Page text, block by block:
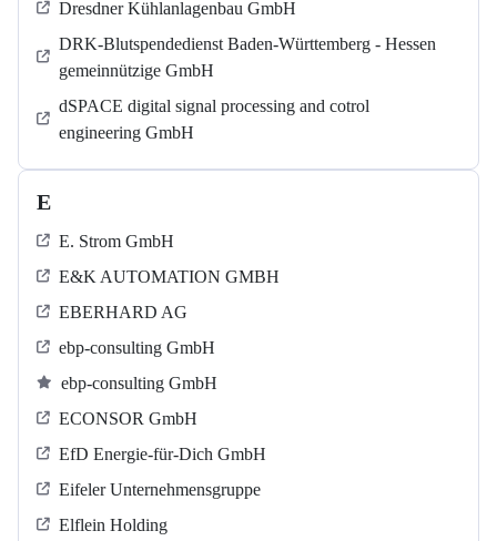
Dresdner Kühlanlagenbau GmbH
DRK-Blutspendedienst Baden-Württemberg - Hessen
gemeinnützige GmbH
dSPACE digital signal processing and cotrol
engineering GmbH
E
E. Strom GmbH
E&K AUTOMATION GMBH
EBERHARD AG
ebp-consulting GmbH
ebp-consulting GmbH
ECONSOR GmbH
EfD Energie-für-Dich GmbH
Eifeler Unternehmensgruppe
Elflein Holding